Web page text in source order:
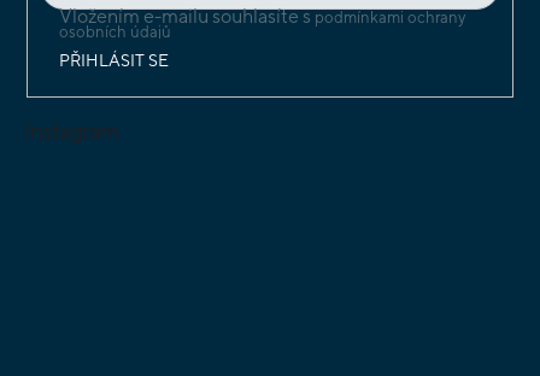
Vložením e-mailu souhlasíte spodmínkami ochrany
osobních údajů
PŘIHLÁSIT SE
Instagram